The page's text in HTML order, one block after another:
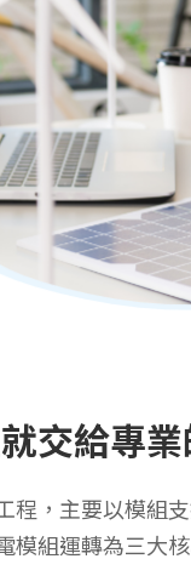
交給專
程，主要以模組
模組運轉為三大